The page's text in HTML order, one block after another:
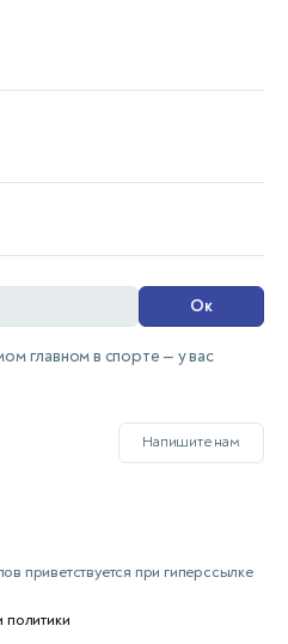
Ок
главном в спорте — у вас
Напишите нам
приветствуется при гиперссылке
политики